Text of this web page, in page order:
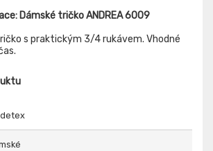
Dámské tričko ANDREA 6009
s praktickým 3/4 rukávem. Vhodné